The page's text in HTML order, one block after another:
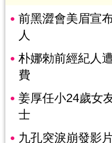
前黑澀會美眉宣
人
朴娜勑前經紀人
費
姜厚任小24歲女
士
九孔突淚崩發影